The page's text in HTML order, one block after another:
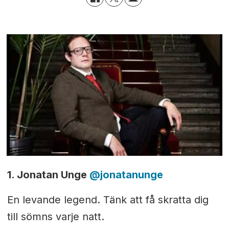
1. Jonatan Unge @jonatanunge
En levande legend. Tänk att få skratta dig
till sömns varje natt.